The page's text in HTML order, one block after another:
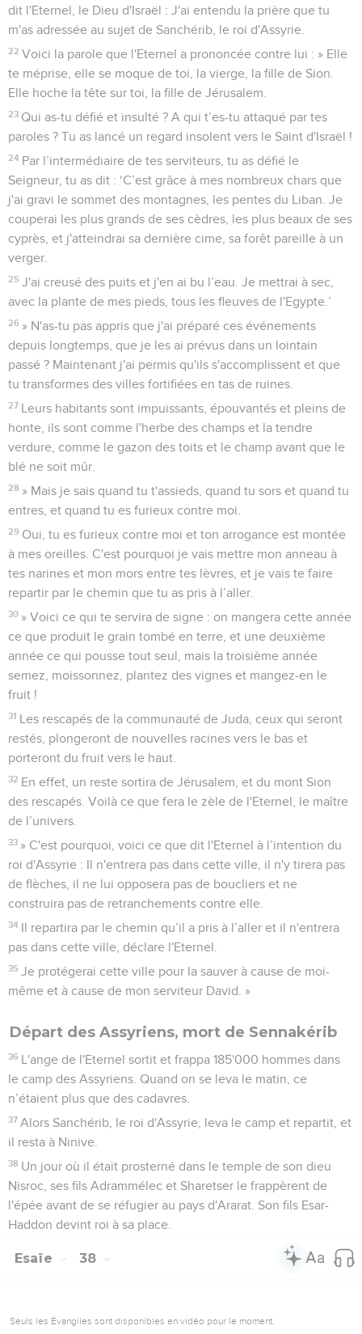
dit l'Eternel, le Dieu d'Israël : J'ai entendu la prière que tu
m'as adressée au sujet de Sanchérib, le roi d'Assyrie.
22 Voici la parole que l'Eternel a prononcée contre lui : » Elle
te méprise, elle se moque de toi, la vierge, la fille de Sion.
Elle hoche la tête sur toi, la fille de Jérusalem.
23 Qui as-tu défié et insulté ? A qui t’es-tu attaqué par tes
paroles ? Tu as lancé un regard insolent vers le Saint d'Israël !
24 Par l’intermédiaire de tes serviteurs, tu as défié le
Seigneur, tu as dit : ‘C’est grâce à mes nombreux chars que
j'ai gravi le sommet des montagnes, les pentes du Liban. Je
couperai les plus grands de ses cèdres, les plus beaux de ses
cyprès, et j'atteindrai sa dernière cime, sa forêt pareille à un
verger.
25 J'ai creusé des puits et j'en ai bu l’eau. Je mettrai à sec,
avec la plante de mes pieds, tous les fleuves de l'Egypte.’
26 » N'as-tu pas appris que j'ai préparé ces événements
depuis longtemps, que je les ai prévus dans un lointain
passé ? Maintenant j'ai permis qu'ils s'accomplissent et que
tu transformes des villes fortifiées en tas de ruines.
27 Leurs habitants sont impuissants, épouvantés et pleins de
honte, ils sont comme l'herbe des champs et la tendre
verdure, comme le gazon des toits et le champ avant que le
blé ne soit mûr.
28 » Mais je sais quand tu t'assieds, quand tu sors et quand tu
entres, et quand tu es furieux contre moi.
29 Oui, tu es furieux contre moi et ton arrogance est montée
à mes oreilles. C'est pourquoi je vais mettre mon anneau à
tes narines et mon mors entre tes lèvres, et je vais te faire
repartir par le chemin que tu as pris à l’aller.
30 » Voici ce qui te servira de signe : on mangera cette année
ce que produit le grain tombé en terre, et une deuxième
année ce qui pousse tout seul, mais la troisième année
semez, moissonnez, plantez des vignes et mangez-en le
fruit !
31 Les rescapés de la communauté de Juda, ceux qui seront
restés, plongeront de nouvelles racines vers le bas et
porteront du fruit vers le haut.
32 En effet, un reste sortira de Jérusalem, et du mont Sion
des rescapés. Voilà ce que fera le zèle de l'Eternel, le maître
de l’univers.
33 » C'est pourquoi, voici ce que dit l'Eternel à l’intention du
roi d'Assyrie : Il n'entrera pas dans cette ville, il n'y tirera pas
de flèches, il ne lui opposera pas de boucliers et ne
construira pas de retranchements contre elle.
34 Il repartira par le chemin qu’il a pris à l’aller et il n'entrera
pas dans cette ville, déclare l'Eternel.
35 Je protégerai cette ville pour la sauver à cause de moi-
même et à cause de mon serviteur David. »
Départ des Assyriens, mort de Sennakérib
36 L'ange de l'Eternel sortit et frappa 185'000 hommes dans
le camp des Assyriens. Quand on se leva le matin, ce
n’étaient plus que des cadavres.
37 Alors Sanchérib, le roi d'Assyrie, leva le camp et repartit, et
il resta à Ninive.
38 Un jour où il était prosterné dans le temple de son dieu
Nisroc, ses fils Adrammélec et Sharetser le frappèrent de
l'épée avant de se réfugier au pays d'Ararat. Son fils Esar-
Haddon devint roi à sa place.
Esaïe 38
Seuls les Évangiles sont disponibles en vidéo pour le moment.